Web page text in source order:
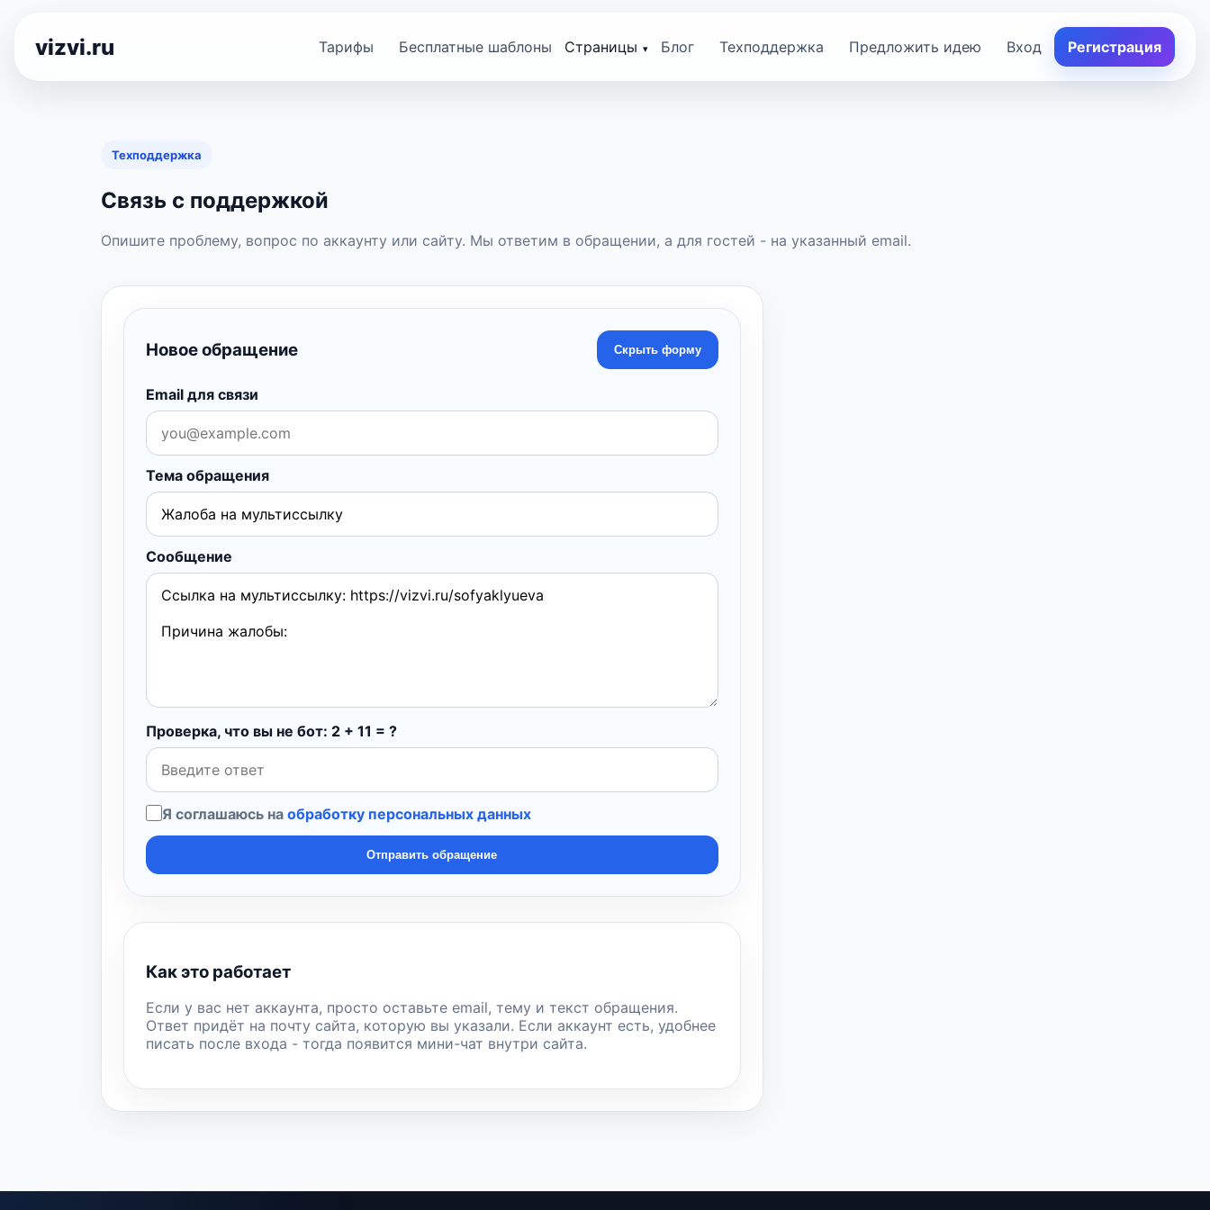
vizvi.ru Тарифы Бесплатные шаблоны Страницы Блог Техподдержка Предложить идею Вход Регистрация
Техподдержка
Связь с поддержкой
Опишите проблему, вопрос по аккаунту или сайту. Мы ответим в обращении, а для гостей - на указанный email.
Новое обращение Скрыть форму
Email для связи
Тема обращения
Сообщение
Проверка, что вы не бот: 2 + 11 = ?
Я соглашаюсь на обработку персональных данных
Отправить обращение
Как это работает
Если у вас нет аккаунта, просто оставьте email, тему и текст обращения.
Ответ придёт на почту сайта, которую вы указали. Если аккаунт есть, удобнее
писать после входа - тогда появится мини-чат внутри сайта.